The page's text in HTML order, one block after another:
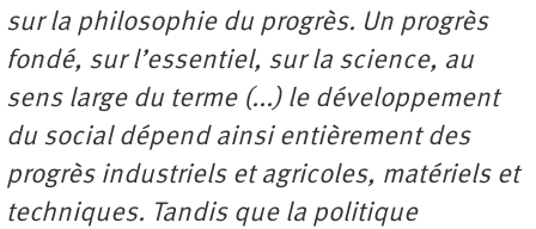
sur la philosophie du progrès. Un progrès
fondé, sur l’essentiel, sur la science, au
sens large du terme (...) le développement
du social dépend ainsi entièrement des
progrès industriels et agricoles, matériels et
techniques. Tandis que la politique